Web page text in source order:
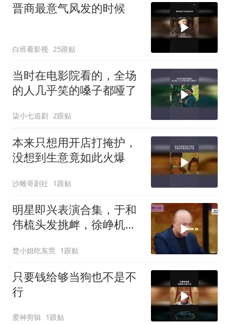
晋商最意气风发的时候
白班看影视 25跟贴
当时在电影院看的，全场
的人几乎笑的嗓子都哑了
柒小七追剧 2跟贴
本来只想用开店打掩护，
没想到生意竟如此火爆
沙雕哥剧社 1跟贴
明星即兴表演合集，于和
伟梳头发挑衅，徐峥机智
楚小姐吃东莞 1跟贴
只要钱给够当狗也不是不
行
爱神剪辑 1跟贴